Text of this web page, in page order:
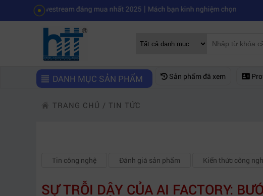
đáng mua nhất 2025|Mách bạn kinh nghiệm chọn mua máy quay phim
DANH MỤC SẢN PHẨM Sản phẩm đã xem
TRANG CHỦ / TIN TỨC
Tin công nghệ Đánh giá sản phẩm Kiến thức công
SỰ TRỖI DẬY CỦA AI FACTORY: